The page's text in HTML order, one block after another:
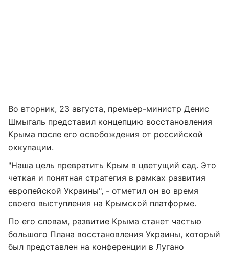
Во вторник, 23 августа, премьер-министр Денис
Шмыгаль представил концепцию восстановления
Крыма после его освобождения от российской
оккупации.
"Наша цель превратить Крым в цветущий сад. Это
четкая и понятная стратегия в рамках развития
европейской Украины", - отметил он во время
своего выступления на Крымской платформе.
По его словам, развитие Крыма станет частью
большого Плана восстановления Украины, который
был представлен на конференции в Лугано